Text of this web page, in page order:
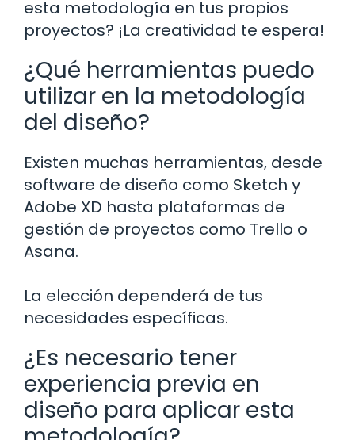
esta metodología en tus propios
proyectos? ¡La creatividad te espera!
¿Qué herramientas puedo
utilizar en la metodología
del diseño?
Existen muchas herramientas, desde
software de diseño como Sketch y
Adobe XD hasta plataformas de
gestión de proyectos como Trello o
Asana.
La elección dependerá de tus
necesidades específicas.
¿Es necesario tener
experiencia previa en
diseño para aplicar esta